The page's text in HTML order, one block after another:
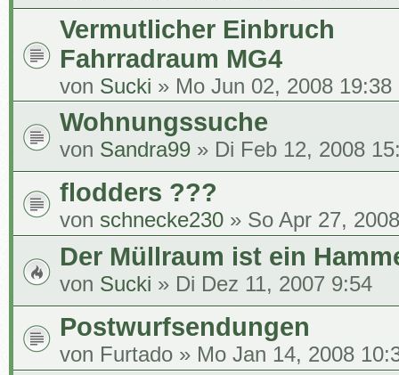
Vermutlicher Einbruch
Fahrradraum MG4
von Sucki » Mo Jun 02, 2008 19:38
Wohnungssuche
von Sandra99 » Di Feb 12, 2008
flodders ???
von schnecke230 » So Apr 27,
Der Müllraum ist ein
von Sucki » Di Dez 11, 2007 9:54
Postwurfsendungen
von Furtado » Mo Jan 14, 2008